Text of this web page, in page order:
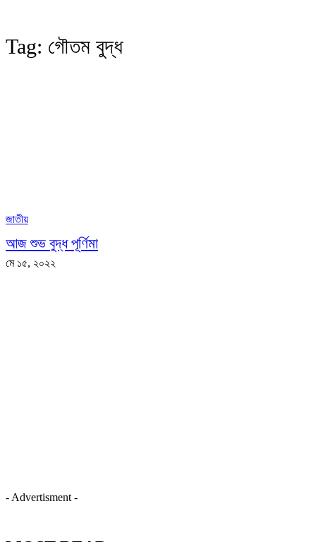
Tag: গৌতম বুদ্ধ
জাতীয়
আজ শুভ বুদ্ধ পূর্ণিমা
মে ১৫, ২০২২
- Advertisment -